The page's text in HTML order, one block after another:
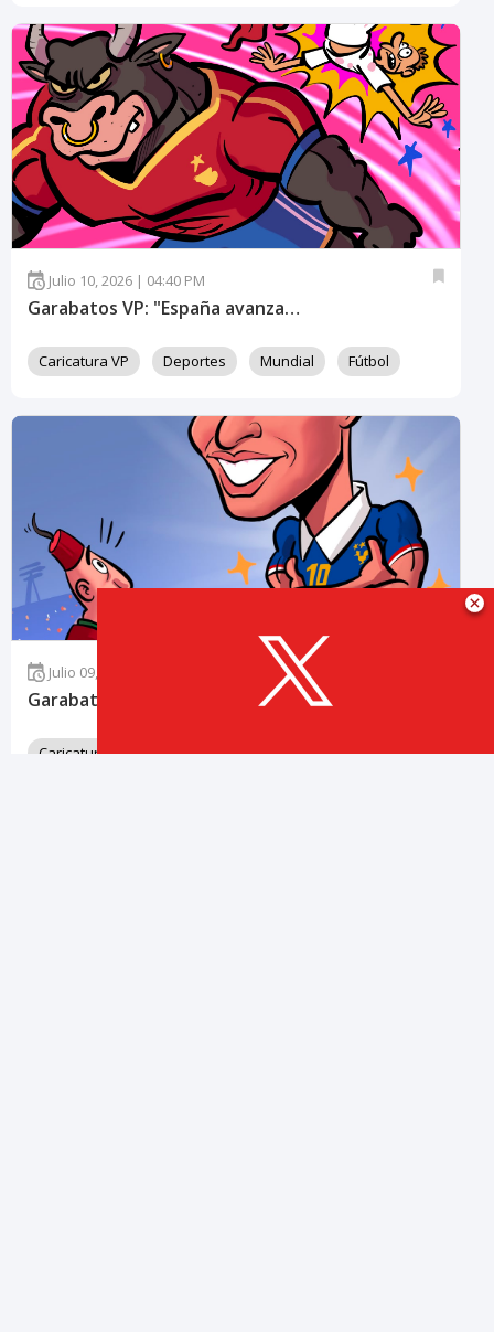
Julio 10, 2026 | 04:40 PM
Garabatos VP: "España avanza a semifinales en el Mundial"
Caricatura VP Deportes Mundial Fútbol
Julio 09, 2026 | 06:34 PM
Garabatos VP: "Mbappé"
Caricatura VP Deportes Mundial Fútbol